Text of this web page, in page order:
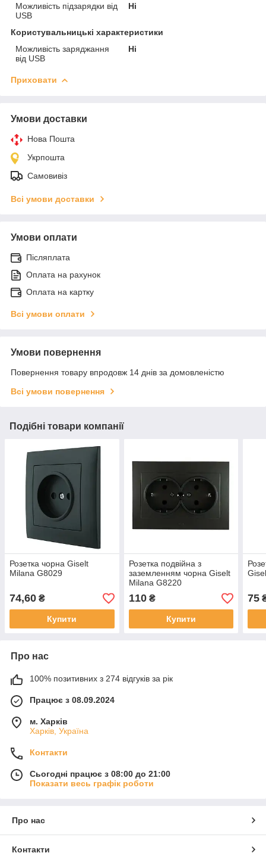
Можливість підзарядки від
USB
Ні
Користувальницькі характеристики
Можливість заряджання
від USB
Ні
Приховати
Умови доставки
Нова Пошта
Укрпошта
Самовивіз
Всі умови доставки
Умови оплати
Післяплата
Оплата на рахунок
Оплата на картку
Всі умови оплати
Умови повернення
Повернення товару впродовж 14 днів за домовленістю
Всі умови повернення
Подібні товари компанії
Розетка чорна Giselt
Milana G8029
74,60 ₴
Купити
Розетка подвійна з
заземленням чорна Giselt
Milana G8220
110₴
Купити
75
Про нас
100% позитивних з 274 відгуків за рік
Працює з 08.09.2024
м. Харків
Харків, Україна
Контакти
Сьогодні працює з 08:00 до 21:00
Показати весь графік роботи
Про нас
Контакти